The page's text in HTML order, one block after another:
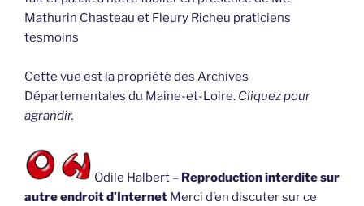
Mathurin Chasteau et Fleury Richeu praticiens
tesmoins
Cette vue est la propriété des Archives
Départementales du Maine-et-Loire. Cliquez pour
agrandir.
Odile Halbert – Reproduction interdite sur
autre endroit d’Internet Merci d’en discuter sur ce